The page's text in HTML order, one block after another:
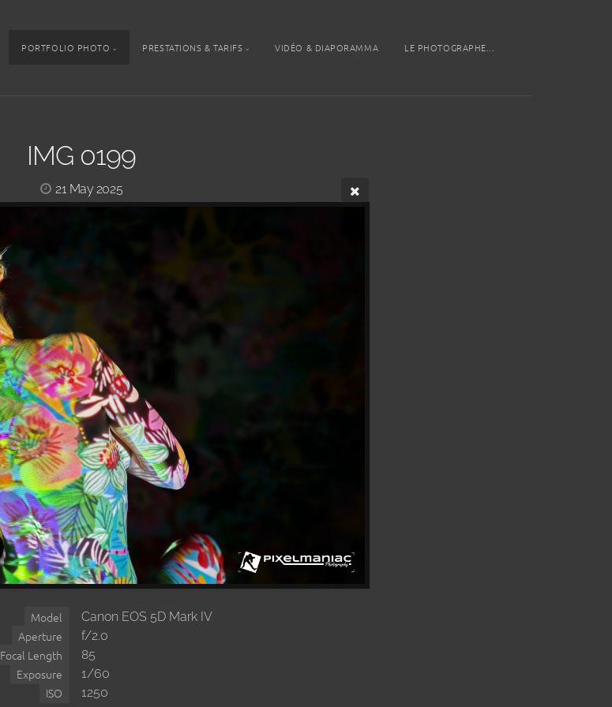
PORTFOLIO PHOTO PRESTATIONS & TARIFS VIDÉO & DIAPORAMMA LE PHOTOGRAPHE...
IMG 0199
21 May 2025
Model Canon EOS 5D Mark IV
Aperture f/2.0
Focal Length 85
Exposure 1/60
ISO 1250